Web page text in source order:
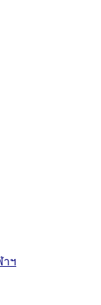
าฯ